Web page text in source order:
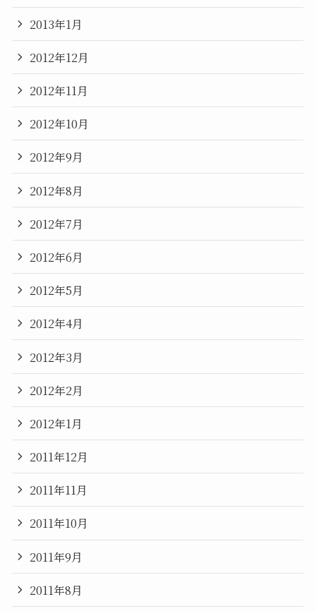
2013年1月
2012年12月
2012年11月
2012年10月
2012年9月
2012年8月
2012年7月
2012年6月
2012年5月
2012年4月
2012年3月
2012年2月
2012年1月
2011年12月
2011年11月
2011年10月
2011年9月
2011年8月